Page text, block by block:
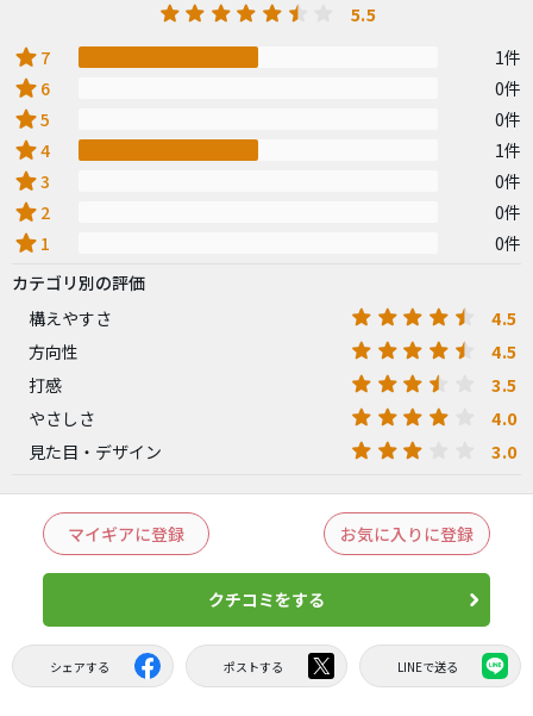
5.5
star 7 1件
star 6 0件
star5 0件
star4 1件
star3 0件
star 2 0件
star 1
0件
カテゴリ別の評価
構えやすさ
4.5
方向性 4.5
打感 3.5
やさしさ 4.0
見た目・デザイン 3.0
マイギアに登録 お気に入りに登録
クチコミをする
シェアする ポストする LINEで送る